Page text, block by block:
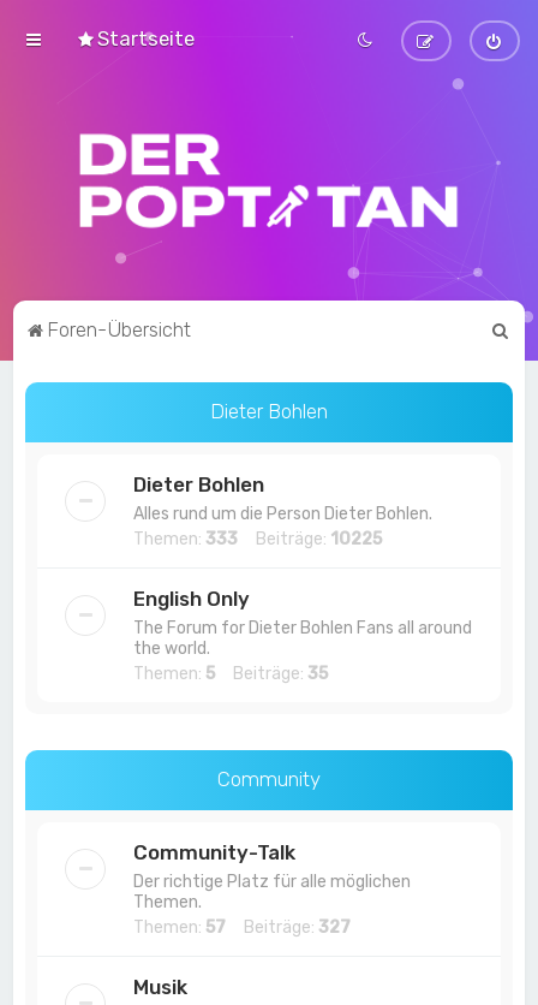
Startseite
Foren-Übersicht
c
Dieter Bohlen
Dieter Bohlen
Alles rund um die Person Dieter Bohlen.
Themen: 333 Beiträge: 10225
English Only
The Forum for Dieter Bohlen Fans all around
the world.
Themen: 5 Beiträge: 35
Community
Community-Talk
Der richtige Platz für alle möglichen
Themen.
Themen: 57 Beiträge: 327
Musik